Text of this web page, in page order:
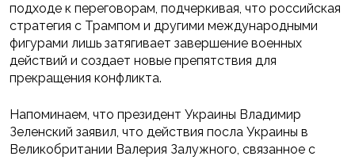
подходе к переговорам, подчеркивая, что российская
стратегия с Трампом и другими международными
фигурами лишь затягивает завершение военных
действий и создает новые препятствия для
прекращения конфликта.
Напоминаем, что президент Украины Владимир
Зеленский заявил, что действия посла Украины в
Великобритании Валерия Залужного, связанное с